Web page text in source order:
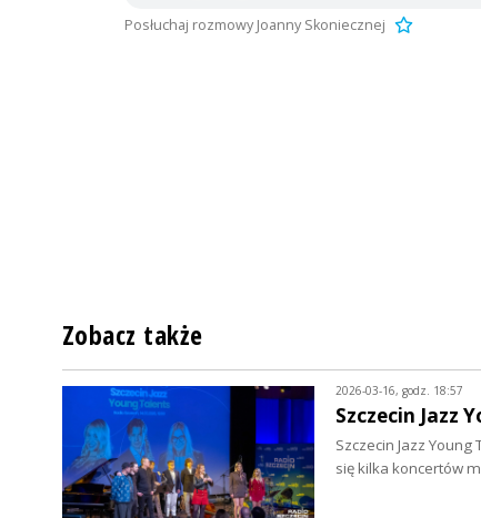
Posłuchaj rozmowy Joanny Skoniecznej
Zobacz także
2026-03-16, godz. 18:57
Szczecin Jazz
Szczecin Jazz
się kilka koncertów